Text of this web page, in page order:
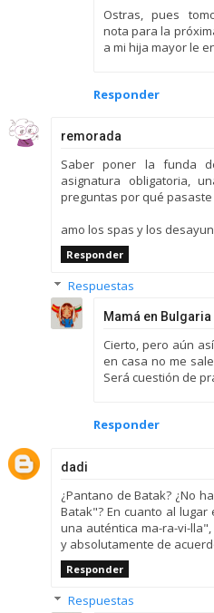
Ostras, pues
nota para la
a mi hija mayor le
Responder
remorada
Saber poner la funda
asignatura obligatoria,
preguntas por qué pasaste
amo los spas y los
Responder
Respuestas
Mamá en Bulgaria
Cierto, pero aún
en casa no me
Será cuestión de
Responder
dadi
¿Pantano de Batak? ¿No
Batak"? En cuanto al
una auténtica ma-ra-vi-lla",
y absolutamente de
Responder
Respuestas